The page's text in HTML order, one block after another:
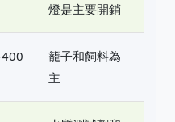
燈是主要開銷
籠子和飼料為
主